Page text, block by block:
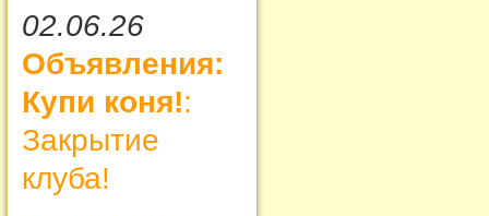
02.06.26
Объявления:
Купи коня!:
Закрытие
клуба!